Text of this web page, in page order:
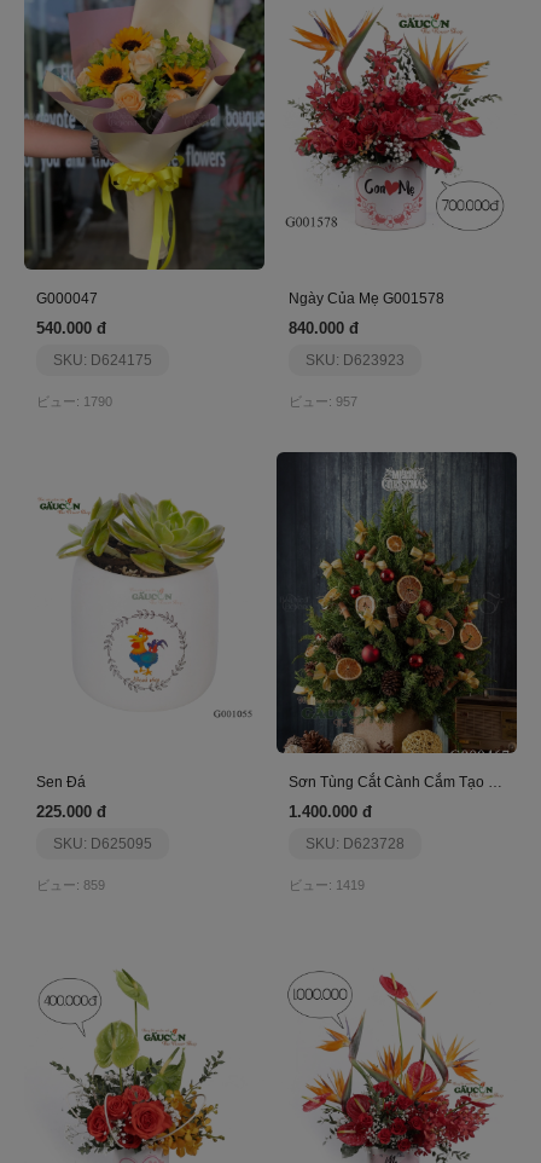
G000047
540.000 đ
SKU: D624175
ビュー: 1790
Ngày Của Mẹ G001578
840.000 đ
SKU: D623923
ビュー: 957
Sen Đá
225.000 đ
SKU: D625095
ビュー: 859
1.400.000 đ
SKU: D623728
ビュー: 1419